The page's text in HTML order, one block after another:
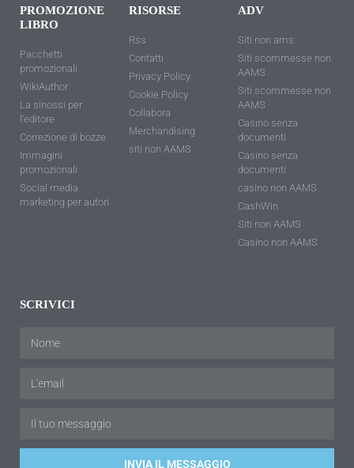
PROMOZIONE
LIBRO
Pacchetti
promozionali
WikiAuthor
La sinossi per
l'editore
Correzione di bozze
Immagini
promozionali
Social media
marketing per autori
RISORSE
Rss
Contatti
Privacy Policy
Cookie Policy
Collabora
Merchandising
siti non AAMS
ADV
Siti non ams
Siti scommesse non
AAMS
Siti scommesse non
AAMS
Casino senza
documenti
Casino senza
documenti
casino non AAMS
CashWin
Siti non AAMS
Casino non AAMS
SCRIVICI
INVIA IL MESSAGGIO